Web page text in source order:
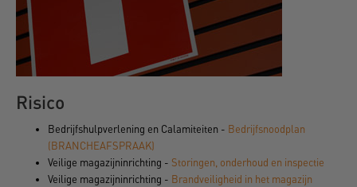
Risico
Bedrijfshulpverlening en Calamiteiten - Bedrijfsnoodplan
(BRANCHEAFSPRAAK)
Veilige magazijninrichting - Storingen, onderhoud en inspectie
Veilige magazijninrichting - Brandveiligheid in het magazijn